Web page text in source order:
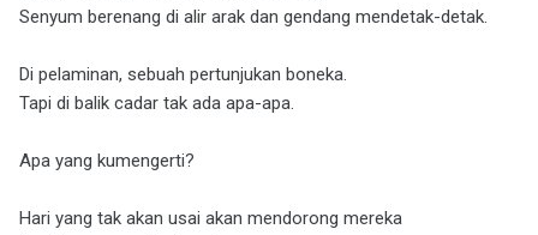
Senyum berenang di alir arak dan gendang mendetak-detak.
Di pelaminan, sebuah pertunjukan boneka.
Tapi di balik cadar tak ada apa-apa.
Apa yang kumengerti?
Hari yang tak akan usai akan mendorong mereka